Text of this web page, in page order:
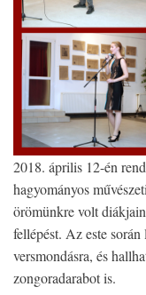
2018. április 12-én
hagyományos
örömünkre volt
fellépést. Az este
versmondásra, és
zongoradarabot is.